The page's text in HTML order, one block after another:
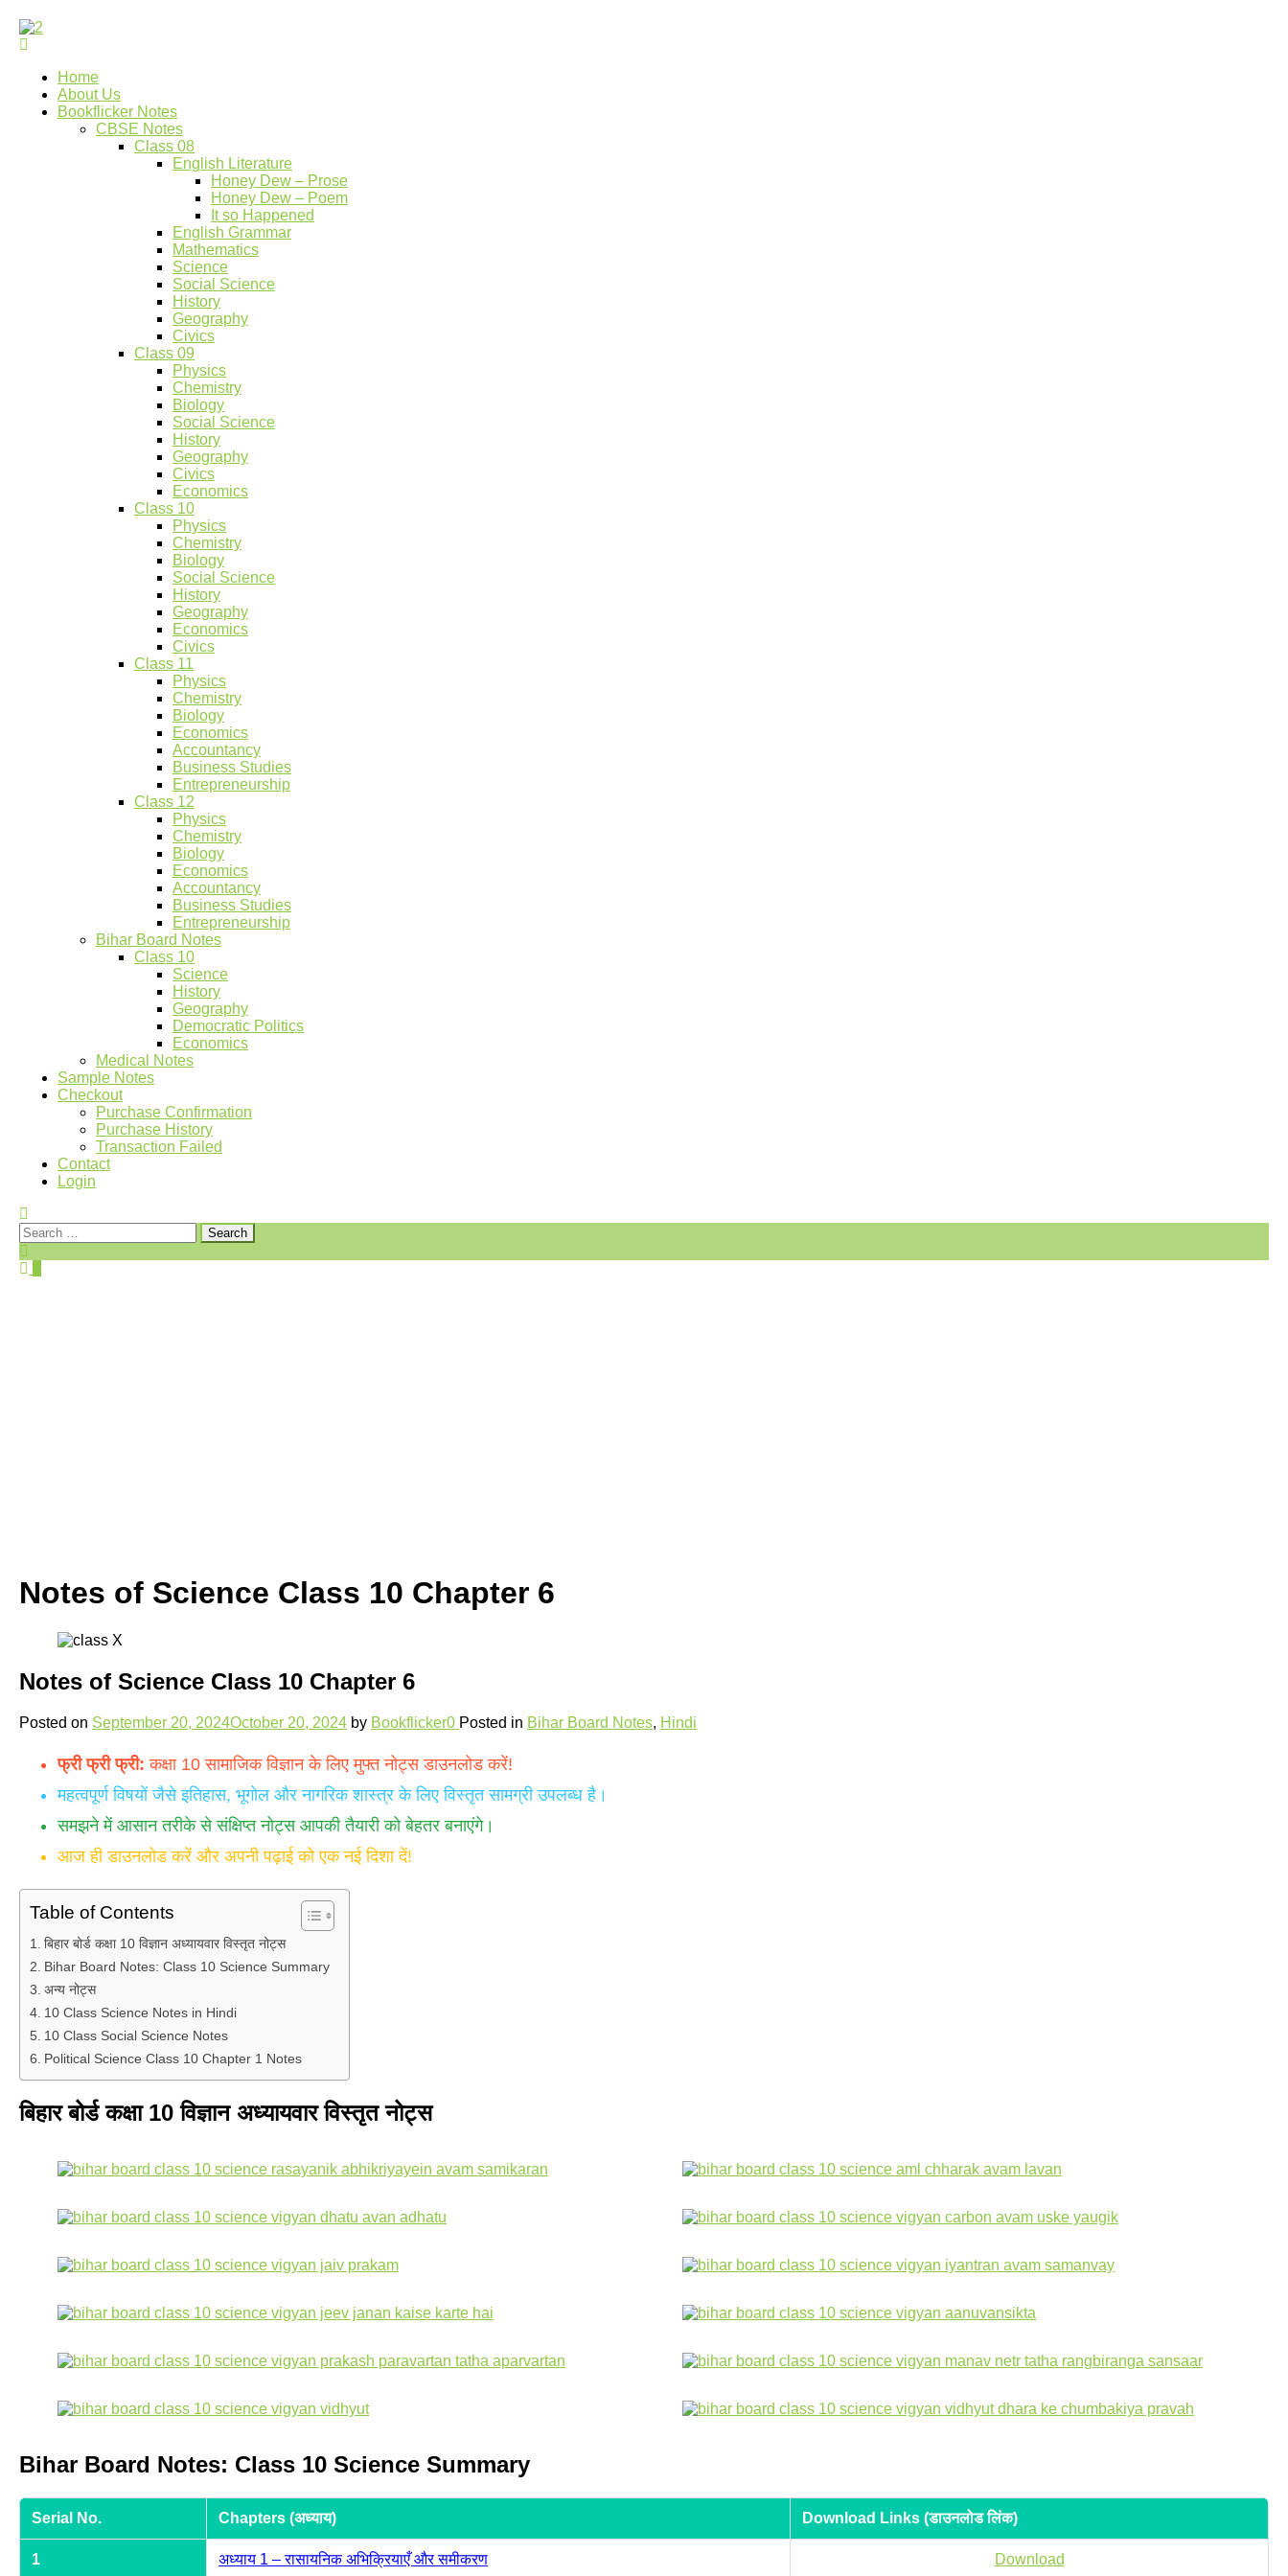
Skip
to
Home
About Us
Bookflicker Notes
CBSE Notes
Class 08
English Literature
Honey Dew – Prose
Honey Dew – Poem
It so Happened
English Grammar
Mathematics
Science
Social Science
History
Geography
Civics
Class 09
Physics
Chemistry
Biology
Social Science
History
Geography
Civics
Economics
Class 10
Physics
Chemistry
Biology
Social Science
History
Geography
Economics
Civics
Class 11
Physics
Chemistry
Biology
Economics
Accountancy
Business Studies
Entrepreneurship
Class 12
Physics
Chemistry
Biology
Economics
Accountancy
Business Studies
Entrepreneurship
Bihar Board Notes
Class 10
Science
History
Geography
Democratic Politics
Economics
Medical Notes
Sample Notes
Checkout
Purchase Confirmation
Purchase History
Transaction Failed
Contact
Login
Search
for:
Notes of Science Class 10 Chapter 6
Notes of Science Class 10 Chapter 6
Posted on September 20, 2024October 20, 2024 by Bookflicker0 Posted in Bihar Board Notes, Hindi
फ्री फ्री फ्री: कक्षा 10 सामाजिक विज्ञान के लिए मुफ्त नोट्स डाउनलोड करें!
महत्वपूर्ण विषयों जैसे इतिहास, भूगोल और नागरिक शास्त्र के लिए विस्तृत सामग्री उपलब्ध है।
समझने में आसान तरीके से संक्षिप्त नोट्स आपकी तैयारी को बेहतर बनाएंगे।
आज ही डाउनलोड करें और अपनी पढ़ाई को एक नई दिशा दें!
Table of Contents
बिहार बोर्ड कक्षा 10 विज्ञान अध्यायवार विस्तृत नोट्स
Bihar Board Notes: Class 10 Science Summary
अन्य नोट्स
10 Class Science Notes in Hindi
10 Class Social Science Notes
Political Science Class 10 Chapter 1 Notes
बिहार बोर्ड कक्षा 10 विज्ञान अध्यायवार विस्तृत नोट्स
Bihar Board Notes: Class 10 Science Summary
Serial No. Chapters (अध्याय) Download Links (डाउनलोड लिंक)
1 अध्याय 1 – रासायनिक अभिक्रियाएँ और समीकरण Download